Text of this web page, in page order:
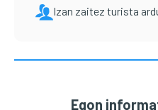
Izan zaitez turista
Egon